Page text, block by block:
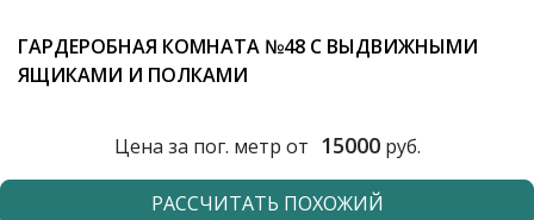
ГАРДЕРОБНАЯ КОМНАТА №48 С ВЫДВИЖНЫМИ
ЯЩИКАМИ И ПОЛКАМИ
Цена за пог. метр от 15000руб.
РАССЧИТАТЬ ПОХОЖИЙ